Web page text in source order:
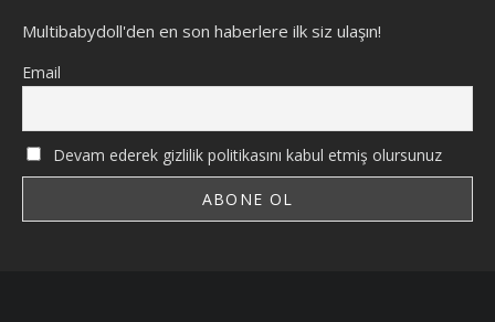
Multibabydoll'den en son haberlere ilk siz ulaşın!
Email
Devam ederek gizlilik politikasını kabul etmiş olursunuz